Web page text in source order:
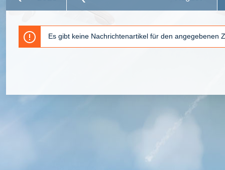
Es gibt keine Nachrichtenartikel für den angegebenen